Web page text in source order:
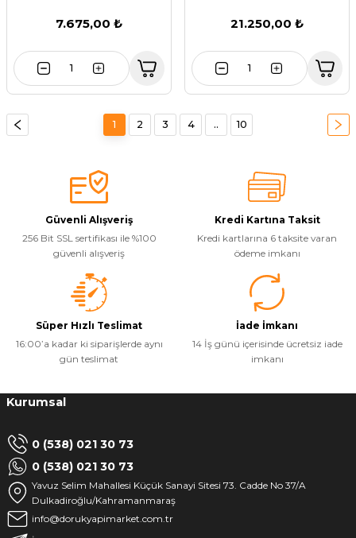
7.675,00 ₺ 21.250,00 ₺
1 2 3 4 .. 10
Güvenli Alışveriş
256 Bit SSL sertifikası ile %100
güvenli alışveriş
Kredi Kartına Taksit
Kredi kartlarına 6 taksite varan
ödeme imkanı
Süper Hızlı Teslimat
16:00’a kadar ki siparişlerde aynı
gün teslimat
İade İmkanı
14 İş günü içerisinde ücretsiz iade
imkanı
Kurumsal
0 (538) 021 30 73
0 (538) 021 30 73
Yavuz Selim Mahallesi Küçük Sanayi Sitesi 73. Cadde No 37/A
Dulkadiroğlu/Kahramanmaraş
info@dorukyapimarket.com.tr